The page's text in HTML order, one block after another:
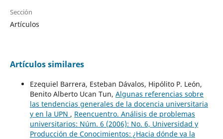
Sección
Artículos
Artículos similares
Ezequiel Barrera, Esteban Dávalos, Hipólito P. León,
Benito Alberto Ucan Tun, Algunas referencias sobre
las tendencias generales de la docencia universitaria
y en la UPN , Reencuentro. Análisis de problemas
universitarios: Núm. 6 (2006): No. 6, Universidad y
Producción de Conocimientos: ¿Hacia dónde va la